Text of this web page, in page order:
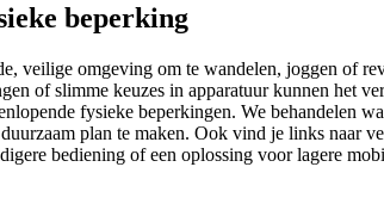
beperking
veilige omgeving om te wandelen, joggen of
of slimme keuzes in apparatuur kunnen het
fysieke beperkingen. We behandelen
plan te maken. Ook vind je links naar
bediening of een oplossing voor lagere